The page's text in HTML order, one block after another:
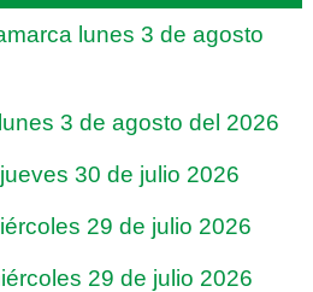
lunes 3 de agosto
3 de agosto del 2026
30 de julio 2026
29 de julio 2026
29 de julio 2026